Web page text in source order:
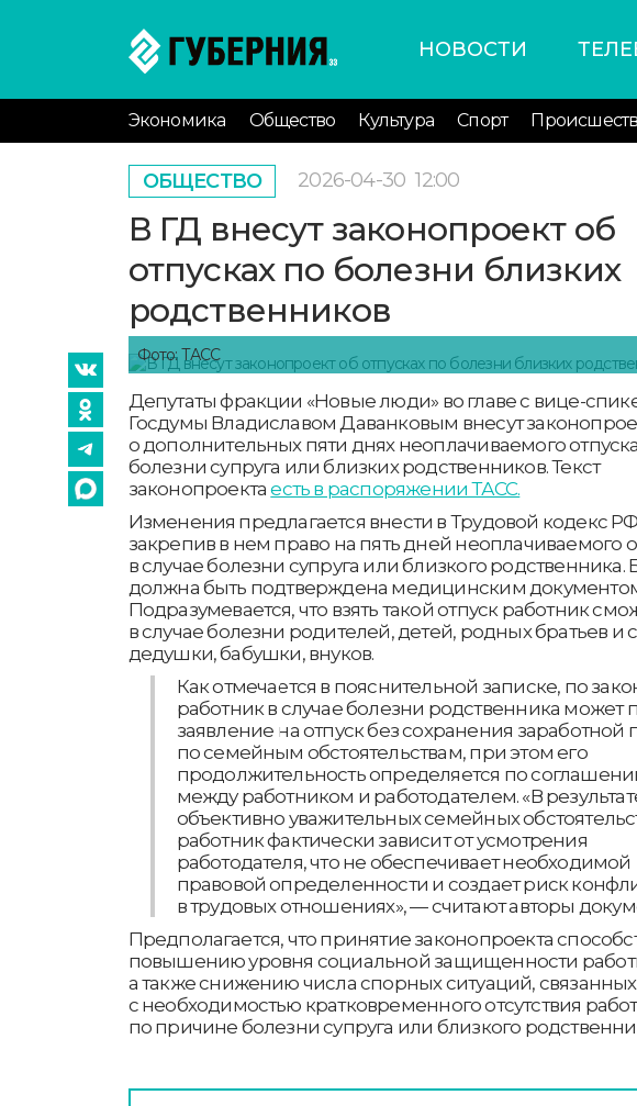
НОВОСТИ
Экономика Общество Культура Спорт
ОБЩЕСТВО 2026-04-30 12:00
В ГД внесут законопроект об
отпусках по болезни близких
родственников
Фото: ТАСС
Депутаты фракции «Новые люди» во главе с вице-
Госдумы Владиславом Даванковым внесут
о дополнительных пяти днях неоплачиваемого
болезни супруга или близких родственников. Текст
законопроектаесть в распоряжении ТАСС.
Изменения предлагается внести в Трудовой кодекс
закрепив в нем право на пять дней неоплачиваемого
в случае болезни супруга или близкого родственника.
должна быть подтверждена медицинским
Подразумевается, что взять такой отпуск работник
в случае болезни родителей, детей, родных братьев и
дедушки, бабушки, внуков.
Как отмечается в пояснительной записке, по
работник в случае болезни родственника может
заявление на отпуск без сохранения заработной
по семейным обстоятельствам, при этом его
продолжительность определяется по
между работником и работодателем. «В
объективно уважительных семейных
работник фактически зависит от усмотрения
работодателя, что не обеспечивает необходимой
правовой определенности и создает риск
в трудовых отношениях», — считают авторы
Предполагается, что принятие законопроекта
повышению уровня социальной защищенности
а также снижению числа спорных ситуаций, связанных
с необходимостью кратковременного отсутствия
по причине болезни супруга или близкого